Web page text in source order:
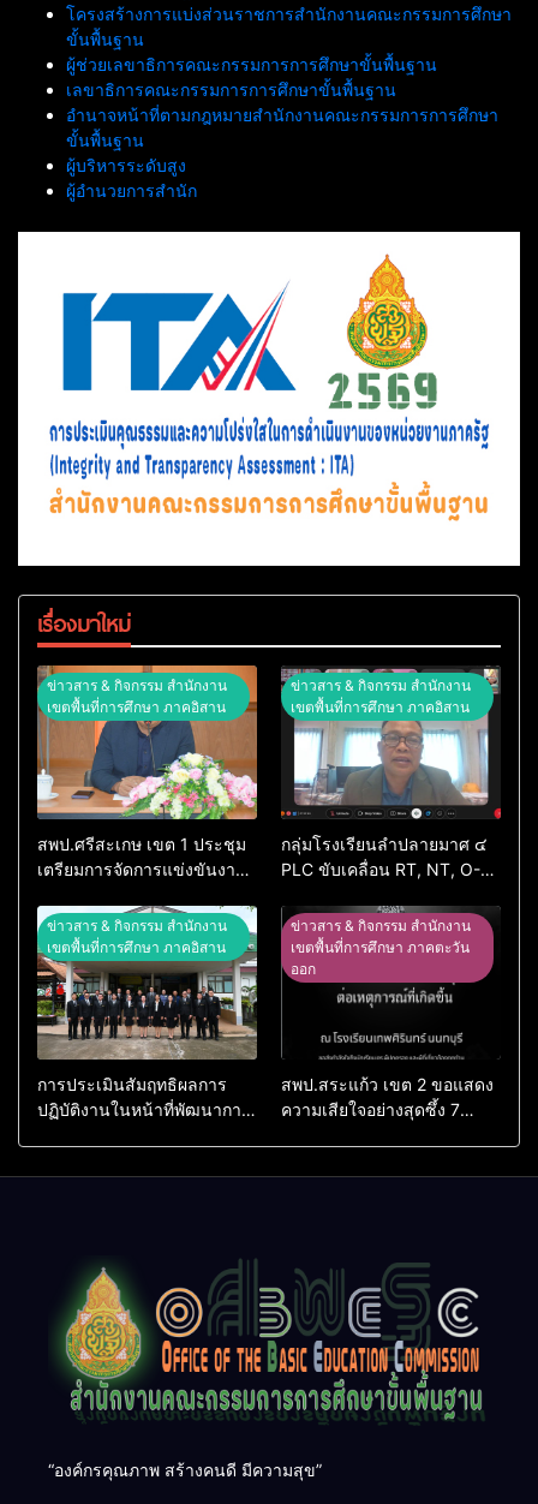
โครงสร้างการแบ่งส่วนราชการสำนักงานคณะกรรมการศึกษา
ขั้นพื้นฐาน
ผู้ช่วยเลขาธิการคณะกรรมการการศึกษาขั้นพื้นฐาน
เลขาธิการคณะกรรมการการศึกษาขั้นพื้นฐาน
อำนาจหน้าที่ตามกฎหมายสำนักงานคณะกรรมการการศึกษา
ขั้นพื้นฐาน
ผู้บริหารระดับสูง
ผู้อำนวยการสำนัก
เรื่องมาใหม่
ข่าวสาร & กิจกรรม สำนักงาน
เขตพื้นที่การศึกษา ภาคอิสาน
สพป.ศรีสะเกษ เขต 1 ประชุม
เตรียมการจัดการแข่งขันงาน
74 ปีการศึกษา 2569
ข่าวสาร & กิจกรรม สำนักงาน
เขตพื้นที่การศึกษา ภาคอิสาน
กลุ่มโรงเรียนลำปลายมาศ ๔
PLC ขับเคลื่อน RT, NT, O-
ข่าวสาร & กิจกรรม สำนักงาน
เขตพื้นที่การศึกษา ภาคอิสาน
การประเมินสัมฤทธิผลการ
ปฏิบัติงานในหน้าที่พัฒนาการ
ข่าวสาร & กิจกรรม สำนักงาน
เขตพื้นที่การศึกษา ภาคตะวัน
ออก
สพป.สระแก้ว เขต 2 ขอแสดง
ความเสียใจอย่างสุดซึ้ง 7
“องค์กรคุณภาพ สร้างคนดี มีความสุข”